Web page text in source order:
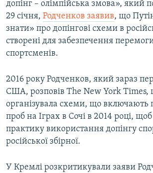
допінг – олімпійська змова», який
29 січня, Родченков заявив, що
знати» про допінгові схеми в
створені для забезпечення
спортсменів.
2016 року Родченков, який зараз
США, розповів The New York Times,
організувала схеми, що включають
проб на Іграх в Сочі в 2014 році,
практику використання допінгу
російської збірної.
У Кремлі розкритикували заяви